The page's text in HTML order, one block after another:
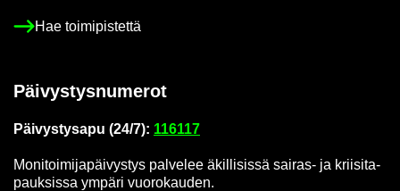
Hae toi­mi­pis­tet­tä
Päi­vys­tys­nu­me­rot
Päi­vys­tys­a­pu (24/7): 116117
Mo­ni­toi­mi­ja­päi­vys­tys pal­ve­lee äkil­li­sis­sä sairas-​ ja krii­si­ta­
pauk­sis­sa ym­pä­ri vuo­ro­kau­den.